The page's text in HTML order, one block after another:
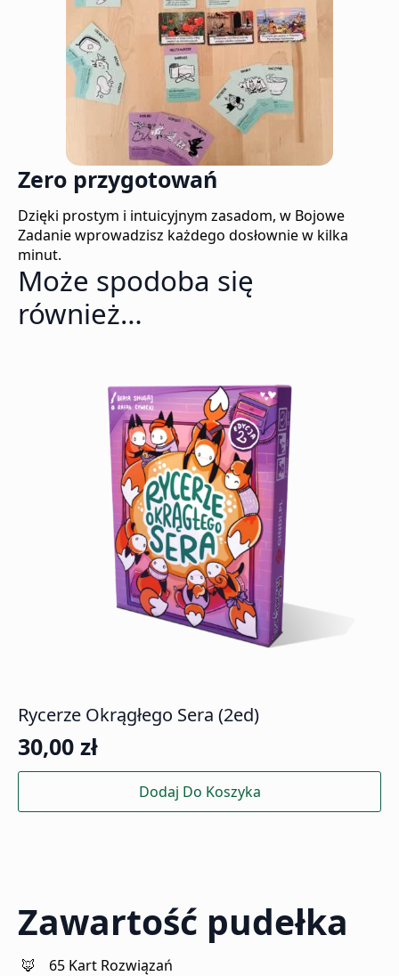
Zero przygotowań
Dzięki prostym i intuicyjnym zasadom, w Bojowe
Zadanie wprowadzisz każdego dosłownie w kilka
minut.
Może spodoba się
również…
Rycerze Okrągłego Sera (2ed)
30,00 zł
Dodaj Do Koszyka
Zawartość pudełka
65 Kart Rozwiązań